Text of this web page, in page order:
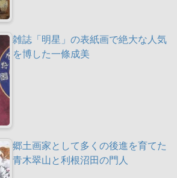
雑誌「明星」の表紙画で絶大な人気
を博した一條成美
郷土画家として多くの後進を育てた
青木翠山と利根沼田の門人